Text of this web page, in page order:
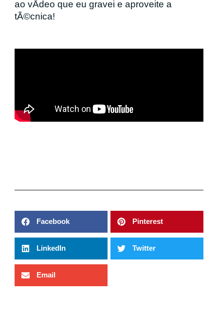
ao vÃ­deo que eu gravei e aproveite a
tÃ©cnica!
Facebook Pinterest
LinkedIn Twitter
Email